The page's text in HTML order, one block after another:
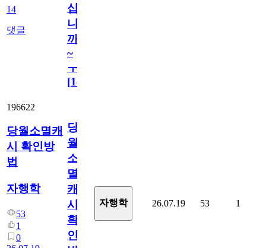
14
댓글
십
니
까
~
ㅜ
[14
196622
당월소멸캐
시 확인방
법
자행학
53
1
0
당
월
소
멸
캐
시
확
인
자행학 26.07.19 53 1